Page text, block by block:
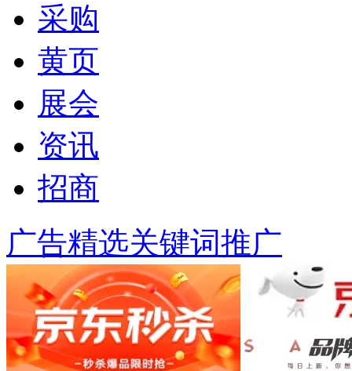
采购
黄页
展会
资讯
招商
广告精选关键词推广